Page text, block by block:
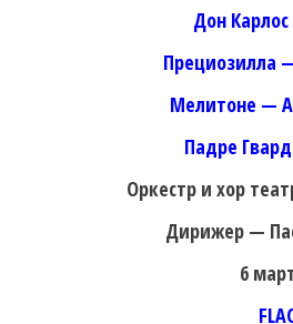
Дон
Прециозилла
Мелитоне —
Падре
Оркестр и хор
Дирижер —
6